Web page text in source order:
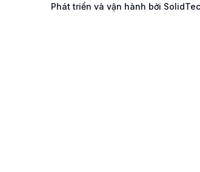
Phát triển và vận hành bởi